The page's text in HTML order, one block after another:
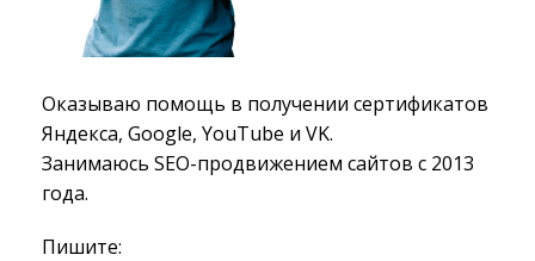
Оказываю помощь в получении сертификатов
Яндекса, Google, YouTube и VK.
Занимаюсь SEO-продвижением сайтов с 2013
года.
Пишите: